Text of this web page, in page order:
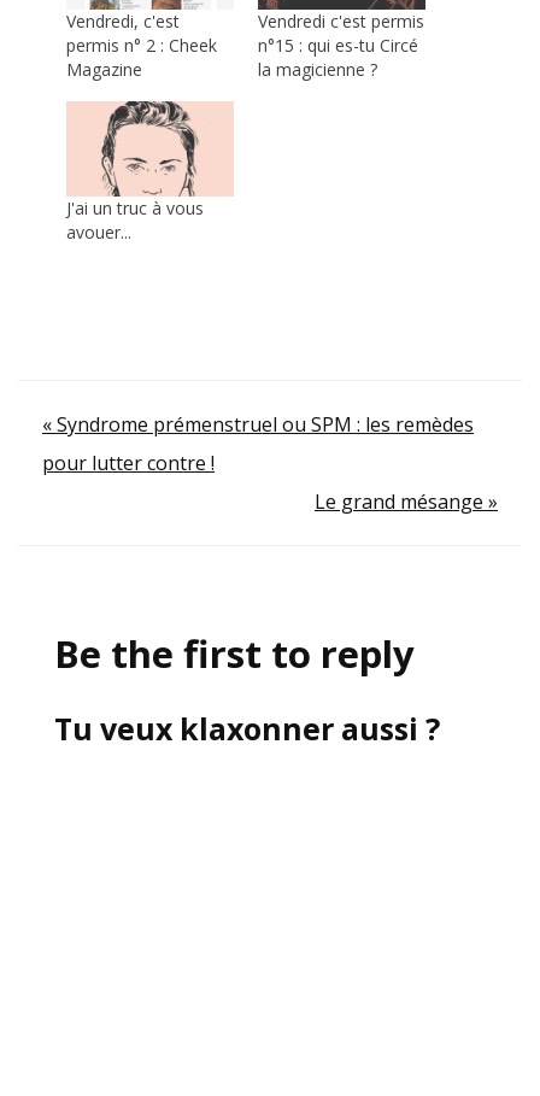
Vendredi, c'est
permis n° 2 : Cheek
Magazine
Vendredi c'est permis
n°15 : qui es-tu Circé
la magicienne ?
J'ai un truc à vous
avouer...
Navigation
de
« Syndrome prémenstruel ou SPM : les remèdes
pour lutter contre !
Le grand mésange »
Be the first to reply
Tu veux klaxonner aussi ?